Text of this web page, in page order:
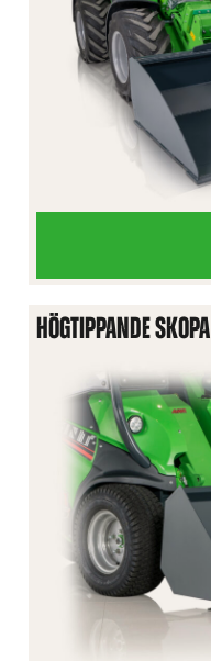
HÖGTIPPANDE SKOPA